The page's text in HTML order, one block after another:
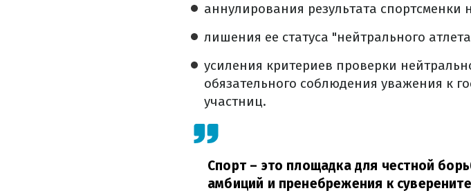
аннулирования результата
лишения ее статуса "нейтрального
усиления критериев проверки
обязательного соблюдения уважения к
участниц.
Спорт – это площадка для честной
амбиций и пренебрежения к